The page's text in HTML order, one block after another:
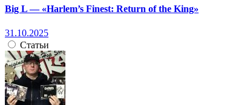
Big L — «Harlem’s Finest: Return of the King»
31.10.2025
Статьи